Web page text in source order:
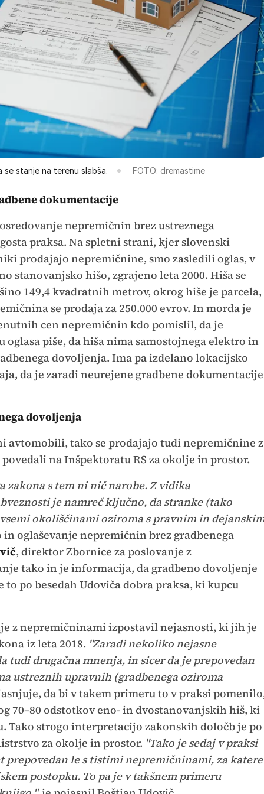
stanje na terenu slabša. FOTO: dremastime
dokumentacije
nepremičnin brez ustreznega
praksa. Na spletni strani, kjer slovenski
prodajajo nepremičnine, smo zasledili oglas, v
stanovanjsko hišo, zgrajeno leta 2000. Hiša se
149,4 kvadratnih metrov, okrog hiše je parcela,
se prodaja za 250.000 evrov. In morda je
cen nepremičnin kdo pomislil, da je
piše, da hiša nima samostojnega elektro in
dovoljenja. Ima pa izdelano lokacijsko
da je zaradi neurejene gradbene dokumentacije
dovoljenja
avtomobili, tako se prodajajo tudi nepremičnine z
na Inšpektoratu RS za okolje in prostor.
zakona s tem ni nič narobe. Z vidika
je namreč ključno, da stranke (tako
okoliščinami oziroma s pravnim in
oglaševanje nepremičnin brez gradbenega
, direktor Zbornice za poslovanje z
tako in je informacija, da gradbeno dovoljenje
to po besedah Udoviča dobra praksa, ki kupcu
z nepremičninami izpostavil nejasnosti, ki jih je
iz leta 2018. "Zaradi nekoliko nejasne
tudi drugačna mnenja, in sicer da je prepovedan
ustreznih upravnih (gradbenega oziroma
da bi v takem primeru to v praksi
70–80 odstotkov eno- in dvostanovanjskih hiš, ki
Tako strogo interpretacijo zakonskih določb je po
za okolje in prostor. "Tako je sedaj v praksi
le s tistimi nepremičninami, za katere
postopku. To pa je v takšnem primeru